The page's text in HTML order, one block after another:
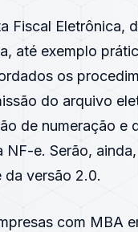
Fiscal Eletrônica,
até exemplo
os
do arquivo
de numeração e
NF-e. Serão, ainda,
versão 2.0.
com MBA